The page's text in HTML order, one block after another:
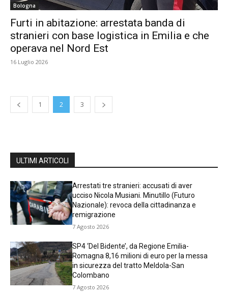
Bologna
Furti in abitazione: arrestata banda di
stranieri con base logistica in Emilia e che
operava nel Nord Est
16 Luglio 2026
1 2 3
ULTIMI ARTICOLI
Arrestati tre stranieri: accusati di aver
ucciso Nicola Musiani. Minutillo (Futuro
Nazionale): revoca della cittadinanza e
remigrazione
7 Agosto 2026
SP4 ‘Del Bidente’, da Regione Emilia-
Romagna 8,16 milioni di euro per la messa
in sicurezza del tratto Meldola-San
Colombano
7 Agosto 2026